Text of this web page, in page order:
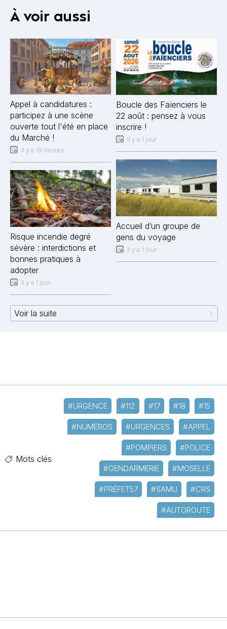
À voir aussi
Appel à candidatures :
participez à une scène
ouverte tout l'été en place
du Marché !
Il y a 19 heures
Risque incendie degré
sévère : interdictions et
bonnes pratiques à
adopter
Il y a 1 jour
Boucle des Faïenciers le
22 août : pensez à vous
inscrire !
Il y a 1 jour
Accueil d’un groupe de
gens du voyage
Il y a 1 jour
Voir la suite
Mots clés
#URGENCE #112 #17 #18 #15
#NUMÉROS #URGENCES #APPEL
#POMPIERS #POLICE
#GENDARMERIE #MOSELLE
#PRÉFET57 #SAMU #CRS
#AUTOROUTE